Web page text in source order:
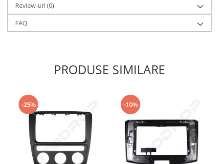
Review-uri(0)
FAQ
PRODUSE SIMILARE
-25% -10%